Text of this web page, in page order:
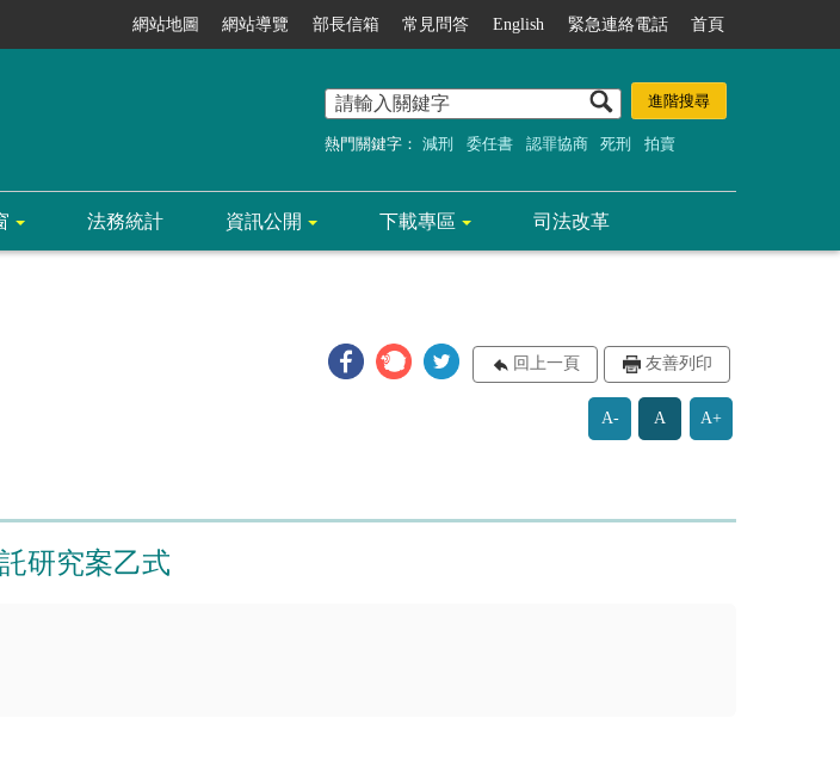
網站地圖 網站導覽 部長信箱 常見問答 English 緊急連絡電話 首頁
熱門關鍵字： 減刑 委任書 認罪協商 死刑 拍賣
法務統計 資訊公開 下載專區 司法改革
回上一頁 友善列印
A- A A+
研究案乙式